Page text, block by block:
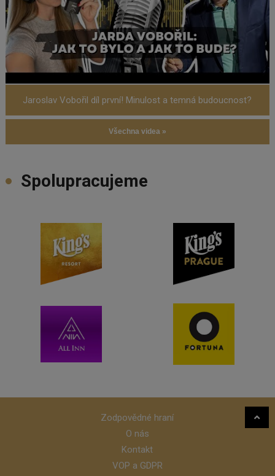
Jaroslav Vobořil díl první! Minulost a temná budoucnost?
Všechna videa »
Spolupracujeme
Zodpovědné hraní
O nás
Kontakt
VOP a GDPR